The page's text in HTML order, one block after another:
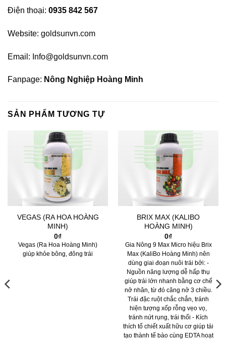
Điện thoại: 0935 842 567
Website: goldsunvn.com
Email: Info@goldsunvn.com
Fanpage: Nông Nghiệp Hoàng Minh
SẢN PHẨM TƯƠNG TỰ
VEGAS (RA HOA HOÀNG
MINH)
0₫
Vegas (Ra Hoa Hoàng Minh)
giúp khỏe bông, đông trái
BRIX MAX (KALIBO
HOÀNG MINH)
0₫
Gia Nông 9 Max Micro hiệu Brix
Max (KaliBo Hoàng Minh) nên
dùng giai đoạn nuôi trái bởi: -
Nguồn năng lượng dễ hấp thụ
giúp trái lớn nhanh bằng cơ chế
nở nhân, từ đó căng nở 3 chiều.
Trái đặc ruột chắc chắn, tránh
hiện tượng xốp rỗng vẹo vọ,
tránh nứt rụng, trái thối - Kích
thích tố chiết xuất hữu cơ giúp tái
tạo thành tế bào cùng EDTA hoạt